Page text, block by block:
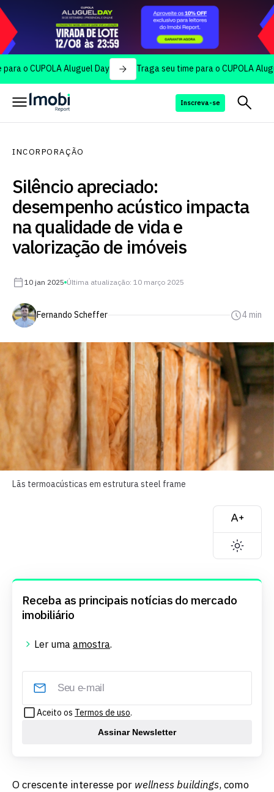
Aluguel Day Traga seu time para o CUPOLA Aluguel Day
Inscreva-se
INCORPORAÇÃO
Silêncio apreciado:
desempenho acústico impacta
na qualidade de vida e
valorização de imóveis
10 jan 2025 Última atualização: 10 março 2025
Fernando Scheffer 4 min
Lãs termoacústicas em estrutura steel frame
Receba as principais notícias do mercado
imobiliário
Ler uma amostra.
Aceito os Termos de uso.
Assinar Newsletter
O crescente interesse por wellness buildings, como